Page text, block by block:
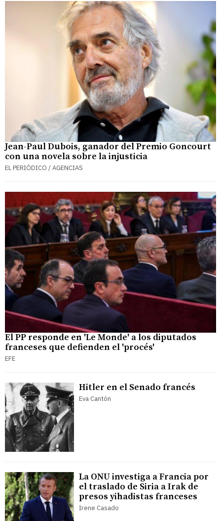
Jean-Paul Dubois, ganador del Premio Goncourt
con una novela sobre la injusticia
EL PERIÓDICO / AGENCIAS
El PP responde en 'Le Monde' a los diputados
franceses que defienden el 'procés'
EFE
Hitler en el Senado francés
Eva Cantón
La ONU investiga a Francia por
el traslado de Siria a Irak de
presos yihadistas franceses
Irene Casado